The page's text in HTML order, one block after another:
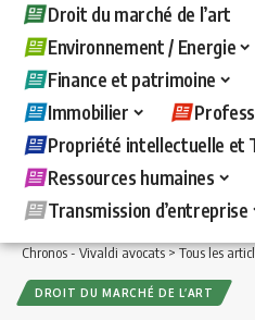
Droit du marché de l’art
Environnement / Energie
Finance et patrimoine
Immobilier
Propriété intellectuelle et
Ressources humaines
Transmission d’entreprise
Chronos - Vivaldi avocats>Tous les articles
DROIT DU MARCHÉ DE L’ART